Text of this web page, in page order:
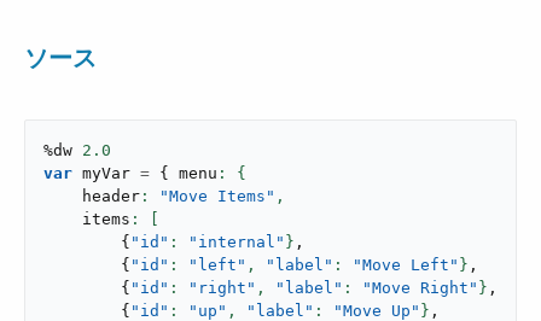
ソース
%dw 2.0
var myVar = { menu
    header
: "Move Items" ,
    items
{ "id" : "internal" } ,
{ "id" : "left" , "label" : "Move Left" } ,
{ "id" : "right" , "label" : "Move Right" } ,
{ "id" : "up" , "label" : "Move Up" } ,